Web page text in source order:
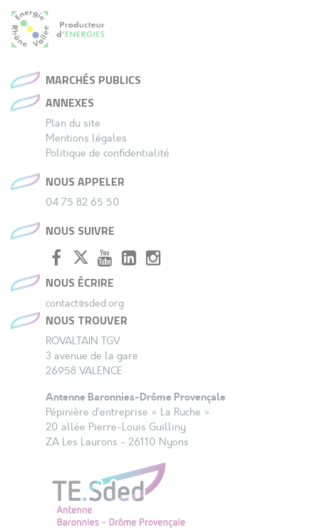
MARCHÉS PUBLICS
ANNEXES
Plan du site
Mentions légales
Politique de confidentialité
NOUS APPELER
04 75 82 65 50
NOUS SUIVRE
NOUS ÉCRIRE
contact@sded.org
NOUS TROUVER
ROVALTAIN TGV
3 avenue de la gare
26958 VALENCE
Antenne Baronnies-Drôme Provençale
Pépinière d’entreprise « La Ruche »
20 allée Pierre-Louis Guilliny
ZA Les Laurons - 26110 Nyons